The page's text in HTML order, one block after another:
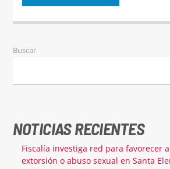
Buscar
NOTICIAS RECIENTES
Fiscalía investiga red para favorecer
extorsión o abuso sexual en Santa